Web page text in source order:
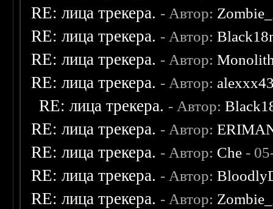
RE: лица трекера. - Автор:
RE: лица трекера. - Автор:
RE: лица трекера. - Автор:
RE: лица трекера. - Автор:
RE: лица трекера. - Автор:
RE: лица трекера. - Автор:
RE: лица трекера. - Автор: Che -
RE: лица трекера. - Автор:
RE: лица трекера. - Автор: